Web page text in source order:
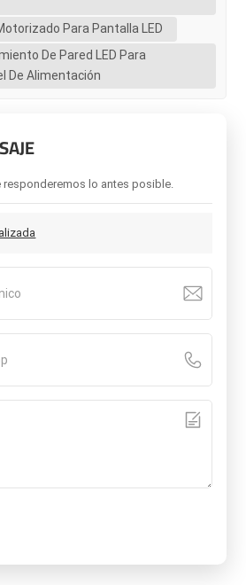
Para Pantalla LED
De Pared LED Para
De Alimentación
responderemos lo antes posible.